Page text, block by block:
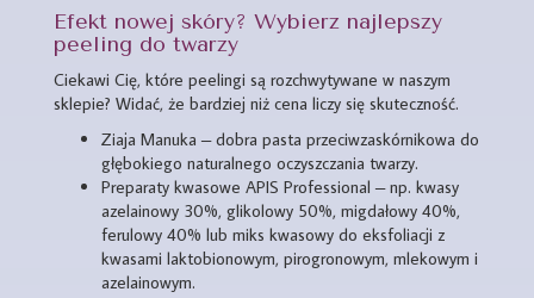
Efekt nowej skóry? Wybierz najlepszy
peeling do twarzy
Ciekawi Cię, które peelingi są rozchwytywane w naszym
sklepie? Widać, że bardziej niż cena liczy się skuteczność.
Ziaja Manuka – dobra pasta przeciwzaskórnikowa do
głębokiego naturalnego oczyszczania twarzy.
Preparaty kwasowe APIS Professional – np. kwasy
azelainowy 30%, glikolowy 50%, migdałowy 40%,
ferulowy 40% lub miks kwasowy do eksfoliacji z
kwasami laktobionowym, pirogronowym, mlekowym i
azelainowym.